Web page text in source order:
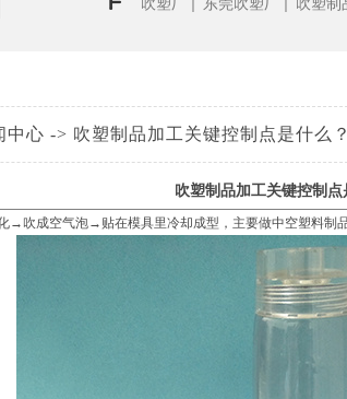
吹塑厂 东莞吹塑厂 吹塑制
中心 -> 吹塑制品加工关键控制点是什么？
吹塑制品加工关键控制点
→吹成空气泡→贴在模具里冷却成型，主要做中空塑料制品